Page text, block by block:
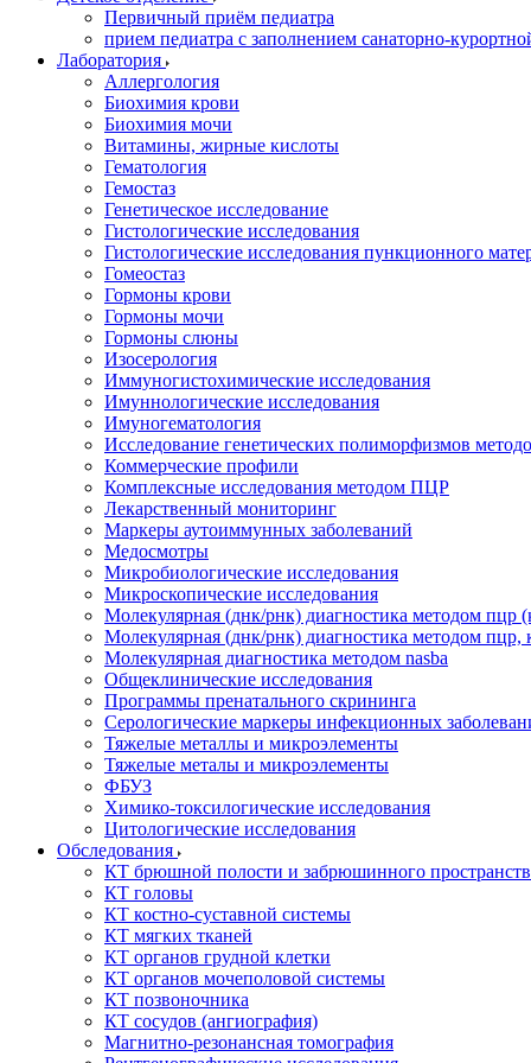
Первичный приём педиатра
прием педиатра с заполнением санаторно-
Лаборатория
Аллергология
Биохимия крови
Биохимия мочи
Витамины, жирные кислоты
Гематология
Гемостаз
Генетическое исследование
Гистологические исследования
Гистологические исследования пункционного
Гомеостаз
Гормоны крови
Гормоны мочи
Гормоны слюны
Изосерология
Иммуногистохимические исследования
Имуннологические исследования
Имуногематология
Исследование генетических полиморфизмов
Коммерческие профили
Комплексные исследования методом ПЦР
Лекарственный мониторинг
Маркеры аутоиммунных заболеваний
Медосмотры
Микробиологические исследования
Микроскопические исследования
Молекулярная (днк/рнк) диагностика методом пцр
Молекулярная (днк/рнк) диагностика методом пцр,
Молекулярная диагностика методом nasba
Общеклинические исследования
Программы пренатального скрининга
Серологические маркеры инфекционных
Тяжелые металлы и микроэлементы
Тяжелые металы и микроэлементы
ФБУЗ
Химико-токсилогические исследования
Цитологические исследования
Обследования
КТ брюшной полости и забрюшинного
КТ головы
КТ костно-суставной системы
КТ мягких тканей
КТ органов грудной клетки
КТ органов мочеполовой системы
КТ позвоночника
КТ сосудов (ангиография)
Магнитно-резонансная томография